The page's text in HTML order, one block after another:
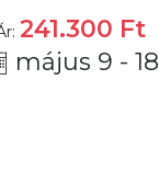
241.300 Ft
május 9 - 18